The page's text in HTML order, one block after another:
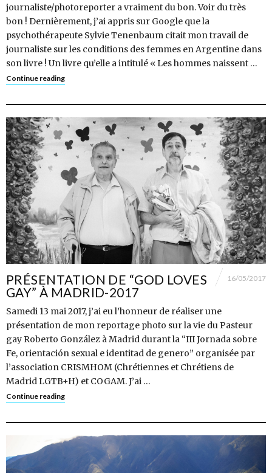
journaliste/photoreporter a vraiment du bon. Voir du très
bon ! Dernièrement, j’ai appris sur Google que la
psychothérapeute Sylvie Tenenbaum citait mon travail de
journaliste sur les conditions des femmes en Argentine dans
son livre ! Un livre qu’elle a intitulé « Les hommes naissent …
Continue reading
PRÉSENTATION DE “GOD LOVES
GAY” À MADRID-2017
16/05/2017
Samedi 13 mai 2017, j’ai eu l’honneur de réaliser une
présentation de mon reportage photo sur la vie du Pasteur
gay Roberto González à Madrid durant la “III Jornada sobre
Fe, orientación sexual e identitad de genero” organisée par
l’association CRISMHOM (Chrétiennes et Chrétiens de
Madrid LGTB+H) et COGAM. J’ai …
Continue reading